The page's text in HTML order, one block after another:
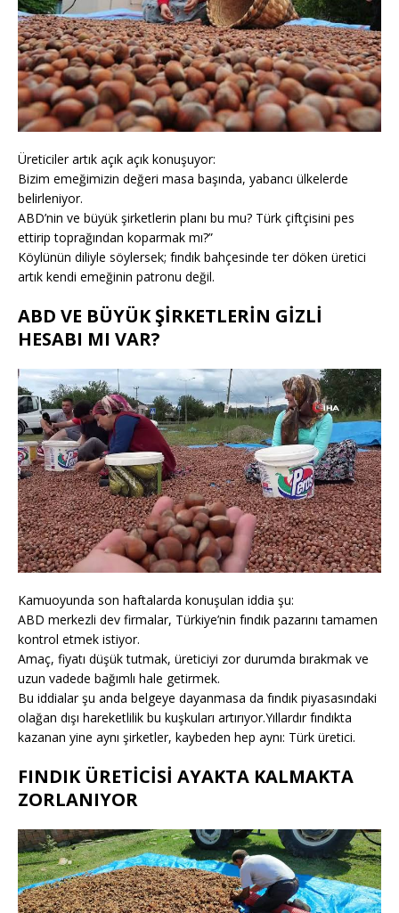
Üreticiler artık açık açık konuşuyor:
Bizim emeğimizin değeri masa başında, yabancı ülkelerde
belirleniyor.
ABD’nin ve büyük şirketlerin planı bu mu? Türk çiftçisini pes
ettirip toprağından koparmak mı?”
Köylünün diliyle söylersek; fındık bahçesinde ter döken üretici
artık kendi emeğinin patronu değil.
ABD VE BÜYÜK ŞİRKETLERİN GİZLİ
HESABI MI VAR?
Kamuoyunda son haftalarda konuşulan iddia şu:
ABD merkezli dev firmalar, Türkiye’nin fındık pazarını tamamen
kontrol etmek istiyor.
Amaç, fiyatı düşük tutmak, üreticiyi zor durumda bırakmak ve
uzun vadede bağımlı hale getirmek.
Bu iddialar şu anda belgeye dayanmasa da fındık piyasasındaki
olağan dışı hareketlilik bu kuşkuları artırıyor.Yıllardır fındıkta
kazanan yine aynı şirketler, kaybeden hep aynı: Türk üretici.
FINDIK ÜRETİCİSİ AYAKTA KALMAKTA
ZORLANIYOR